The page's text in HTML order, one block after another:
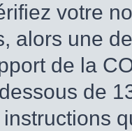
votre
alors une
de la
de